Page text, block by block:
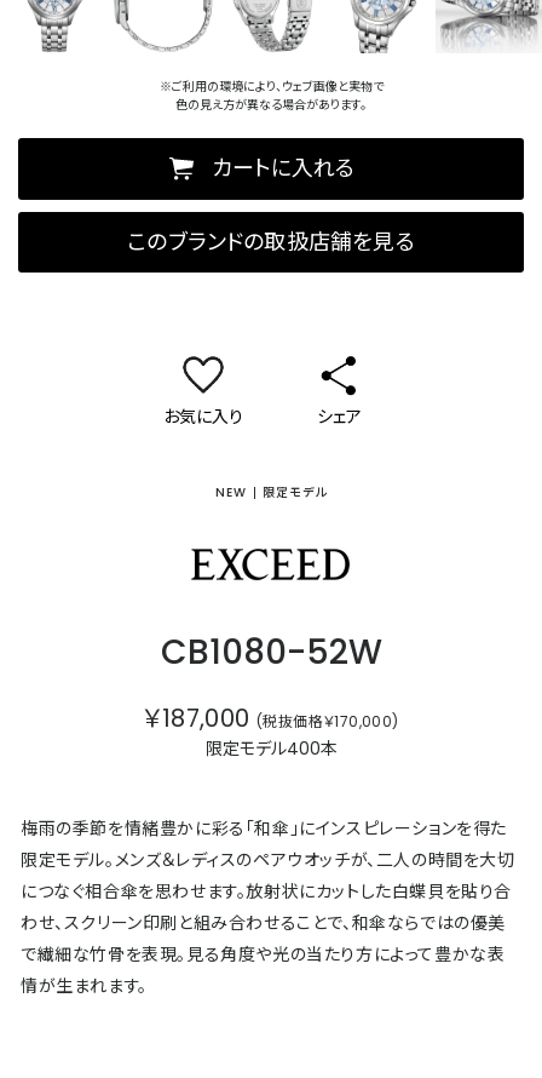
※ご利用の環境により、ウェブ画像と実物で
色の見え方が異なる場合があります。
カートに入れる
このブランドの取扱店舗を見る
お気に入り シェア
NEW 限定モデル
CB1080-52W
￥187,000 (税抜価格￥170,000)
限定モデル400本
梅雨の季節を情緒豊かに彩る「和傘」にインスピレーションを得た
限定モデル。メンズ＆レディスのペアウオッチが、二人の時間を大切
につなぐ相合傘を思わせます。放射状にカットした白蝶貝を貼り合
わせ、スクリーン印刷と組み合わせることで、和傘ならではの優美
で繊細な竹骨を表現。見る角度や光の当たり方によって豊かな表
情が生まれます。